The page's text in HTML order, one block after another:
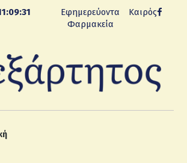
Εφημερεύοντα
Φαρμακεία
Καιρός